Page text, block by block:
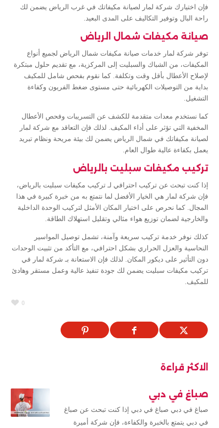
فإن اختيارك شركة لمار لصيانة مكيفاتك في غرب الرياض يضمن لك
راحة البال وتوفير التكاليف على المدى البعيد.
صيانة مكيفات شمال الرياض
توفر شركة لمار خدمات صيانة مكيفات شمال الرياض لجميع أنواع
المكيفات، من الشباك والسبليت إلى المركزية، مع تقديم حلول مبتكرة
لإصلاح الأعطال بأقل وقت وتكلفة. كما نقوم بفحص شامل للمكيف
بداية من التوصيلات الكهربائية حتى مستوى ضغط الفريون وكفاءة
التشغيل.
كما نستخدم معدات متقدمة للكشف عن التسريبات وفحص الأعطال
المخفية التي تؤثر على أداء المكيف. لذلك فإن التعاقد مع شركة لمار
لصيانة مكيفاتك في شمال الرياض يضمن لك بيئة مريحة ونظام تبريد
يعمل بكفاءة عالية طوال العام.
تركيب مكيفات سبليت بالرياض
إذا كنت تبحث عن تركيب احترافي لـ تركيب مكيفات سبليت بالرياض،
فإن شركة لمار هي الخيار الأفضل لما نتمتع به من خبرة كبيرة في هذا
المجال. كما نحرص على اختيار المكان الأمثل لتركيب الوحدة الداخلية
والخارجية لضمان توزيع هواء مثالي وتقليل استهلاك الطاقة.
كذلك نوفر خدمة تركيب سريعة وآمنة، تشمل توصيل المواسير
النحاسية والعزل الحراري بشكل احترافي، مع التأكد من تثبيت الوحدات
دون التأثير على ديكور المكان. لذلك فإن الاستعانة بـ شركة لمار في
تركيب مكيفات سبليت يضمن لك جودة تنفيذ عالية وعمل مستقر وهادئ
للمكيف.
0
الاكثر قراءة
صباغ في دبي
صباغ في دبي صباغ في دبي إذا كنت تبحث عن صباغ
في دبي يتمتع بالخبرة والكفاءة، فإن شركة أميرة